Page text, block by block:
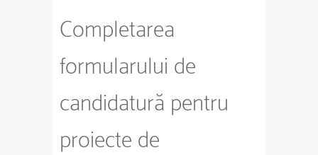
Completarea
formularului de
candidatură pentru
proiecte de